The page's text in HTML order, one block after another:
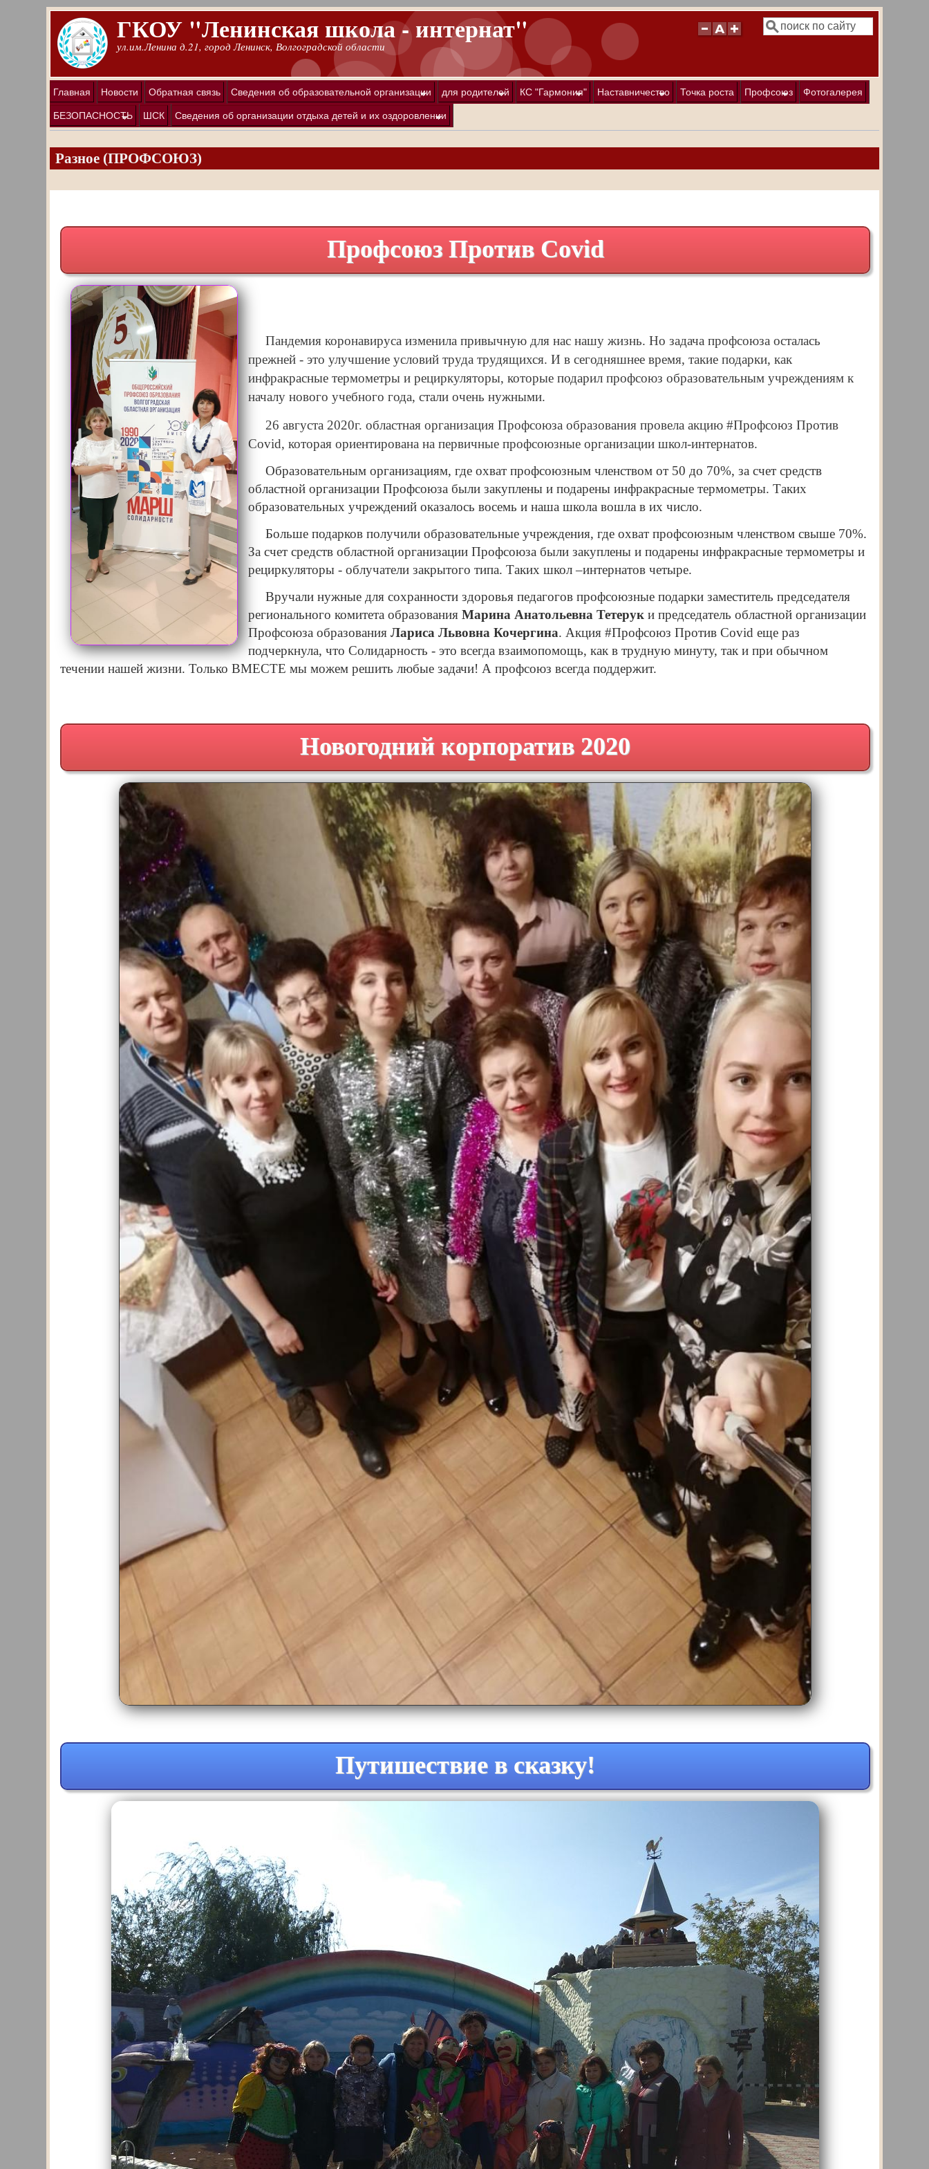
Перейти к основному содержаниюГКОУ "Ленинская школа - интернат"
ул.им.Ленина д.21, город Ленинск, Волгоградской области
Форма поиска
Поиск
Главная Новости Обратная связь Сведения об образовательной организации для родителей КС "Гармония" Наставничество Точка роста Профсоюз Фотогалерея
БЕЗОПАСНОСТЬ ШСК Сведения об организации отдыха детей и их оздоровлении
Разное (ПРОФСОЮЗ)
Профсоюз Против Cоvid
Пандемия коронавируса изменила привычную для нас нашу жизнь. Но задача профсоюза осталась
прежней - это улучшение условий труда трудящихся. И в сегодняшнее время, такие подарки, как
инфракрасные термометры и рециркуляторы, которые подарил профсоюз образовательным учреждениям к
началу нового учебного года, стали очень нужными.
26 августа 2020г. областная организация Профсоюза образования провела акцию #Профсоюз Против
Cоvid, которая ориентирована на первичные профсоюзные организации школ-интернатов.
Образовательным организациям, где охват профсоюзным членством от 50 до 70%, за счет средств
областной организации Профсоюза были закуплены и подарены инфракрасные термометры. Таких
образовательных учреждений оказалось восемь и наша школа вошла в их число.
Больше подарков получили образовательные учреждения, где охват профсоюзным членством свыше 70%.
За счет средств областной организации Профсоюза были закуплены и подарены инфракрасные термометры и
рециркуляторы - облучатели закрытого типа. Таких школ –интернатов четыре.
Вручали нужные для сохранности здоровья педагогов профсоюзные подарки заместитель председателя
регионального комитета образованияМарина Анатольевна Тетеруки председатель областной организации
Профсоюза образованияЛариса Львовна Кочергина. Акция #Профсоюз Против Covid еще раз
подчеркнула, что Солидарность - это всегда взаимопомощь, как в трудную минуту, так и при обычном
течении нашей жизни. Только ВМЕСТЕ мы можем решить любые задачи! А профсоюз всегда поддержит.
Новогодний корпоратив 2020
Путишествие в сказку!